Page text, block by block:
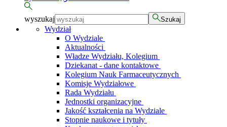
wyszukaj Szukaj
Wydział
O Wydziale
Aktualności
Władze Wydziału, Kolegium
Dziekanat - dane kontaktowe
Kolegium Nauk Farmaceutycznych
Komisje Wydziałowe
Rada Wydziału
Jednostki organizacyjne
Jakość kształcenia na Wydziale
Stopnie naukowe i tytuły